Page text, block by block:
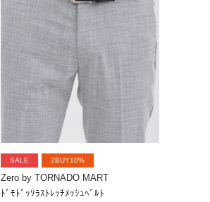
SALE 2BUY10%
Zero by TORNADO MART
ﾄﾞﾓﾄﾞｯｿﾗｽﾄﾚｯﾁﾒｯｼｭﾍﾞﾙﾄ